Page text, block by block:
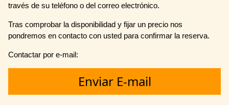
través de su teléfono o del correo electrónico.
Tras comprobar la disponibilidad y fijar un precio nos
pondremos en contacto con usted para confirmar la reserva.
Contactar por e-mail:
Enviar E-mail